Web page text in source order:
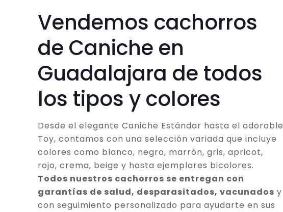
Vendemos cachorros
de Caniche en
Guadalajara de todos
los tipos y colores
Desde el elegante Caniche Estándar hasta el adorable
Toy, contamos con una selección variada que incluye
colores como blanco, negro, marrón, gris, apricot,
rojo, crema, beige y hasta ejemplares bicolores.
Todos nuestros cachorros se entregan con
garantías de salud, desparasitados, vacunados y
con seguimiento personalizado para ayudarte en sus